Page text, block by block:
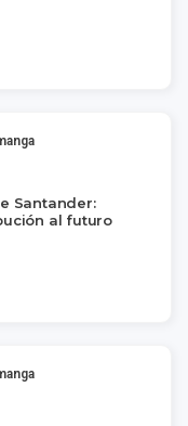
Santander:
al futuro